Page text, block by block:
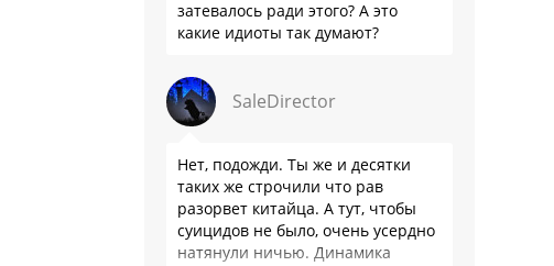
затевалось ради этого? А это
какие идиоты так думают?
SaleDirector
Нет, подожди. Ты же и десятки
таких же строчили что рав
разорвет китайца. А тут, чтобы
суицидов не было, очень усердно
натянули ничью. Динамика